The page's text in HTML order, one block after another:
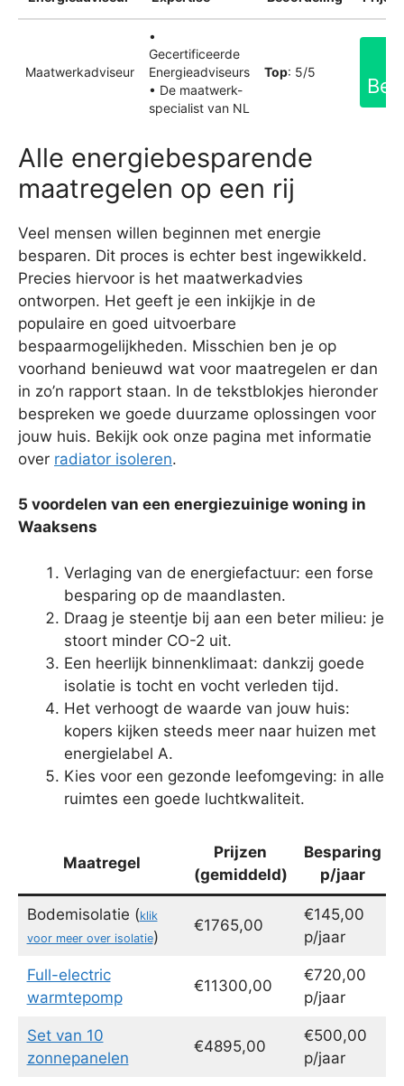
Maatwerkadviseur
•
Gecertificeerde
Energieadviseurs
• De maatwerk-
specialist van NL
Top: 5/5
Alle energiebesparende
maatregelen op een rij
Veel mensen willen beginnen met energie
besparen. Dit proces is echter best ingewikkeld.
Precies hiervoor is het maatwerkadvies
ontworpen. Het geeft je een inkijkje in de
populaire en goed uitvoerbare
bespaarmogelijkheden. Misschien ben je op
voorhand benieuwd wat voor maatregelen er dan
in zo’n rapport staan. In de tekstblokjes hieronder
bespreken we goede duurzame oplossingen voor
jouw huis. Bekijk ook onze pagina met informatie
over radiator isoleren.
5 voordelen van een energiezuinige woning in
Waaksens
Verlaging van de energiefactuur: een forse
besparing op de maandlasten.
Draag je steentje bij aan een beter milieu: je
stoort minder CO-2 uit.
Een heerlijk binnenklimaat: dankzij goede
isolatie is tocht en vocht verleden tijd.
Het verhoogt de waarde van jouw huis:
kopers kijken steeds meer naar huizen met
energielabel A.
Kies voor een gezonde leefomgeving: in alle
ruimtes een goede luchtkwaliteit.
Maatregel
Prijzen
(gemiddeld)
Besparing
p/jaar
Bodemisolatie (klik
voor meer over isolatie)
€1765,00
€145,00
p/jaar
Full-electric
warmtepomp
€11300,00
€720,00
p/jaar
Set van 10
zonnepanelen
€4895,00
€500,00
p/jaar